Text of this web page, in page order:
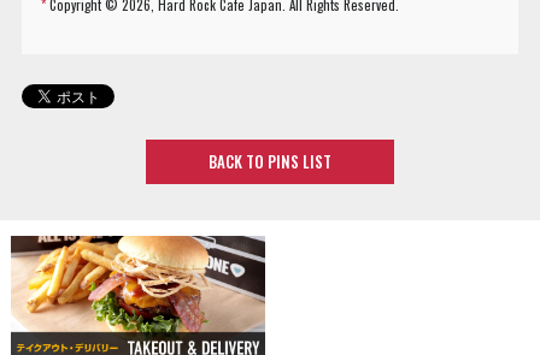
*Copyright ©2026, Hard Rock Cafe Japan. All Rights Reserved.
BACK TO PINS LIST